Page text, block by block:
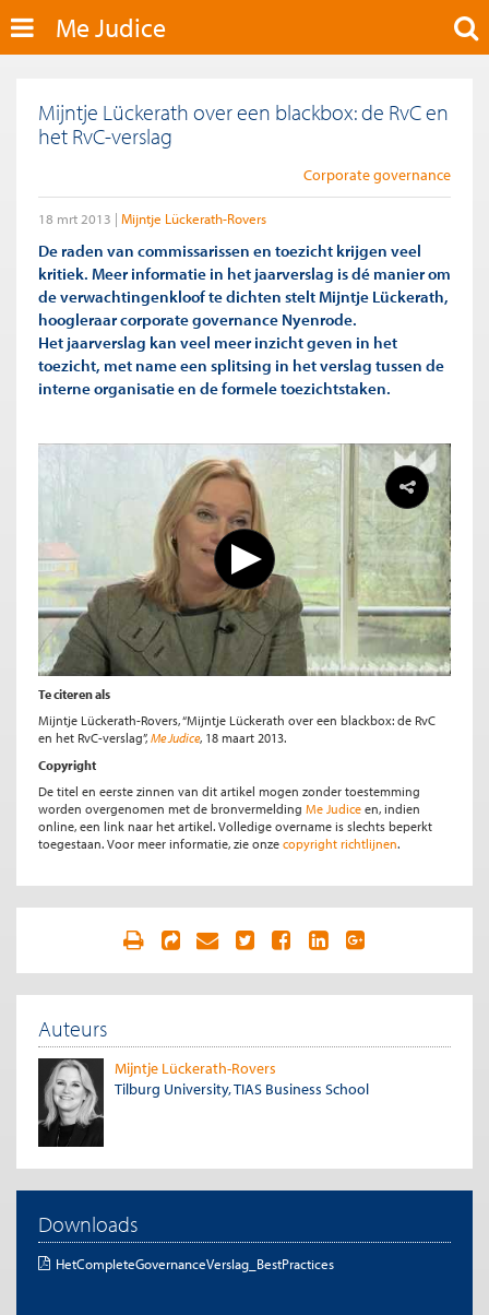
Me Judice
Mijntje Lückerath over een blackbox: de RvC en
het RvC-verslag
Corporate governance
18 mrt 2013 Mijntje Lückerath-Rovers
De raden van commissarissen en toezicht krijgen veel
kritiek. Meer informatie in het jaarverslag is dé manier om
de verwachtingenkloof te dichten stelt Mijntje Lückerath,
hoogleraar corporate governance Nyenrode.
Het jaarverslag kan veel meer inzicht geven in het
toezicht, met name een splitsing in het verslag tussen de
interne organisatie en de formele toezichtstaken.
Te citeren als
Mijntje Lückerath-Rovers, “Mijntje Lückerath over een blackbox: de RvC
en het RvC-verslag”, Me Judice, 18 maart 2013.
Copyright
De titel en eerste zinnen van dit artikel mogen zonder toestemming
worden overgenomen met de bronvermelding Me Judice en, indien
online, een link naar het artikel. Volledige overname is slechts beperkt
toegestaan. Voor meer informatie, zie onze copyright richtlijnen.
Auteurs
Mijntje Lückerath-Rovers
Tilburg University, TIAS Business School
Downloads
HetCompleteGovernanceVerslag_BestPractices